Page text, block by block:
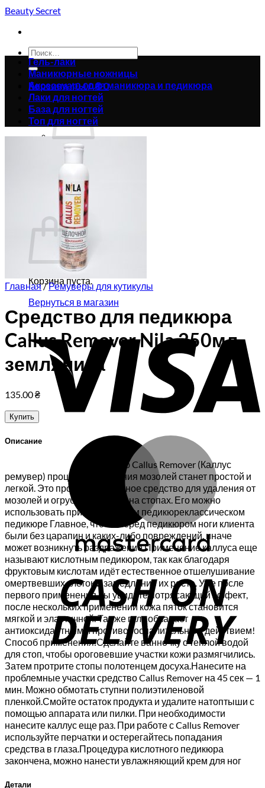
Skip
content
Beauty Secret
Искать:
Корзина /0.00₴0
Корзина пуста.
Вернуться в магазин
Корзина
Корзина пуста.
Вернуться в магазин
Гель-лаки
Маникюрные ножницы
Аксессуары для маникюра и педикюра
Лаки для ногтей
База для ногтей
Топ для ногтей
Главная/ Ремуверы для кутикулы
Средство для педикюра
Callus Remover Nila 250мл
земляника
135.00₴
Купить
Описание
С помощью Callus Remover (Каллус
ремувер) процедура удаления мозолей станет простой и
легкой. Это профессиональное средство для удаления от
мозолей и огрубевшей кожи на стопах. Его можно
использовать при: аппаратном педикюреклассическом
педикюре Главное, чтобы перед педикюром ноги клиента
были без царапин и каких-либо повреждений, иначе
может возникнуть раздражение.Применение каллуса еще
называют кислотным педикюром, так как благодаря
фруктовым кислотам идёт естественное отшелушивание
омертвевших клеток и замедление их роста. Уже после
первого применения вы увидите потрясающий эффект,
после нескольких применений кожа пяток становится
мягкой и эластичной. Так же гель обладает
антиоксидантным и противовоспалительным действием!
Способ применения:Сделайте ванночку с теплой водой
для стоп, чтобы ороговевшие участки кожи размягчились.
Затем протрите стопы полотенцем досуха.Нанесите на
проблемные участки средство Callus Remover на 45 сек — 1
мин. Можно обмотать ступни полиэтиленовой
пленкой.Смойте остаток продукта и удалите натоптыши с
помощью аппарата или пилки. При необходимости
нанесите каллус еще раз. При работе с Callus Remover
используйте перчатки и остерегайтесь попадания
средства в глаза.Процедура кислотного педикюра
закончена, можно нанести увлажняющий крем для ног
Детали